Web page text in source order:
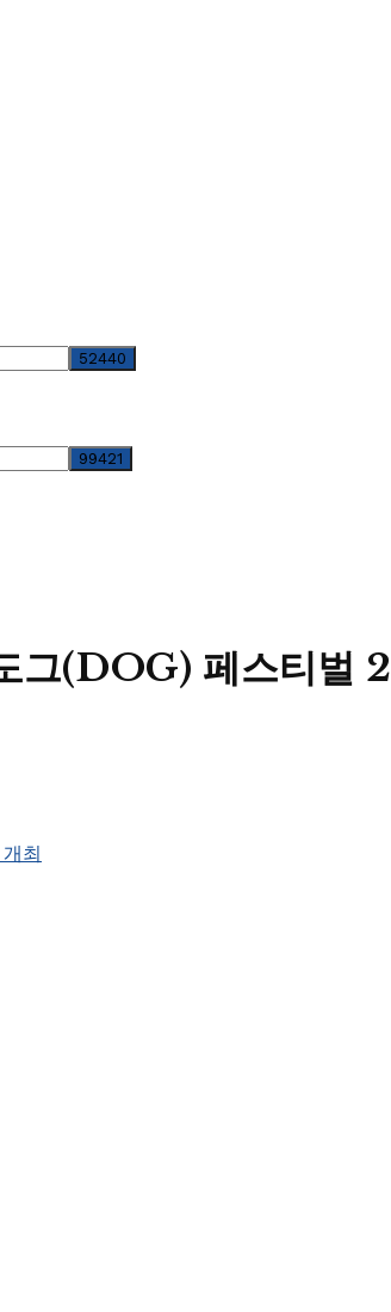
그(DOG) 페스티벌